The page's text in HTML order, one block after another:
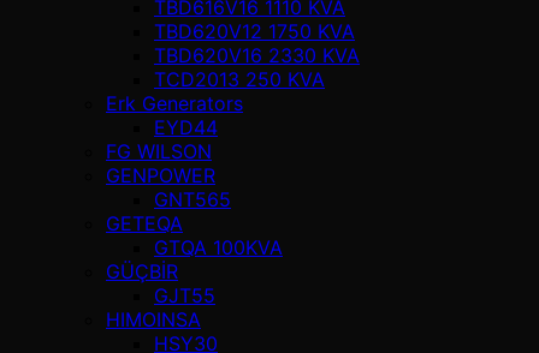
TBD616V16 1110 KVA
TBD620V12 1750 KVA
TBD620V16 2330 KVA
TCD2013 250 KVA
Erk Generators
EYD44
FG WILSON
GENPOWER
GNT565
GETEQA
GTQA 100KVA
GÜÇBİR
GJT55
HIMOINSA
HSY30